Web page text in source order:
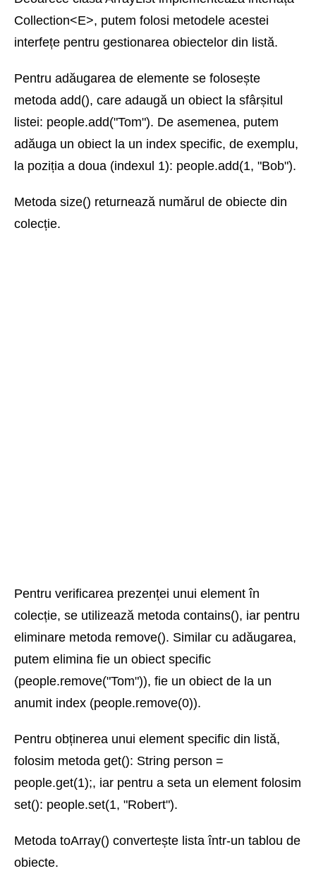
Collection<E>, putem folosi metodele acestei
interfețe pentru gestionarea obiectelor din listă.
Pentru adăugarea de elemente se folosește
metoda add(), care adaugă un obiect la sfârșitul
listei: people.add("Tom"). De asemenea, putem
adăuga un obiect la un index specific, de exemplu,
la poziția a doua (indexul 1): people.add(1, "Bob").
Metoda size() returnează numărul de obiecte din
colecție.
Pentru verificarea prezenței unui element în
colecție, se utilizează metoda contains(), iar pentru
eliminare metoda remove(). Similar cu adăugarea,
putem elimina fie un obiect specific
(people.remove("Tom")), fie un obiect de la un
anumit index (people.remove(0)).
Pentru obținerea unui element specific din listă,
folosim metoda get(): String person =
people.get(1);, iar pentru a seta un element folosim
set(): people.set(1, "Robert").
Metoda toArray() convertește lista într-un tablou de
obiecte.